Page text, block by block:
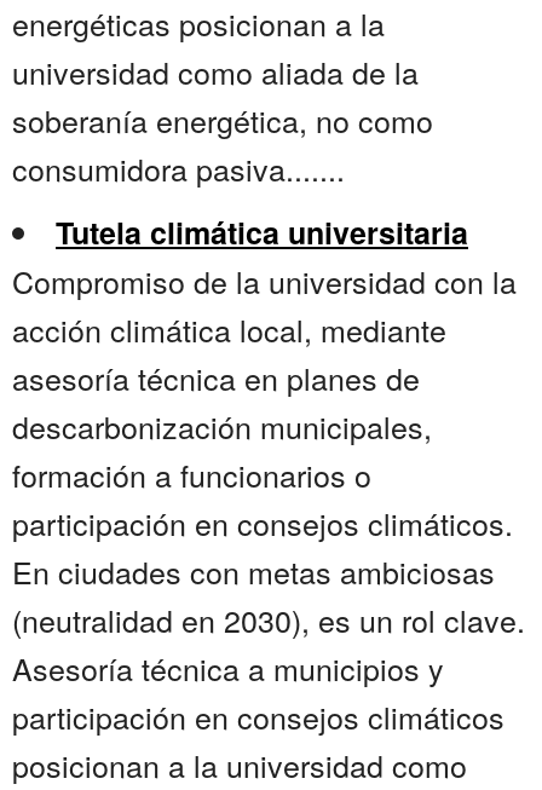
energéticas posicionan a la
universidad como aliada de la
soberanía energética, no como
consumidora pasiva.......
Tutela climática universitaria
Compromiso de la universidad con la
acción climática local, mediante
asesoría técnica en planes de
descarbonización municipales,
formación a funcionarios o
participación en consejos climáticos.
En ciudades con metas ambiciosas
(neutralidad en 2030), es un rol clave.
Asesoría técnica a municipios y
participación en consejos climáticos
posicionan a la universidad como